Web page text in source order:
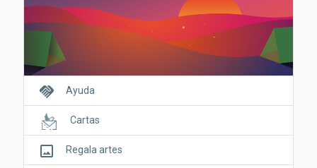
handshake Ayuda
Cartas
crop_original Regala artes